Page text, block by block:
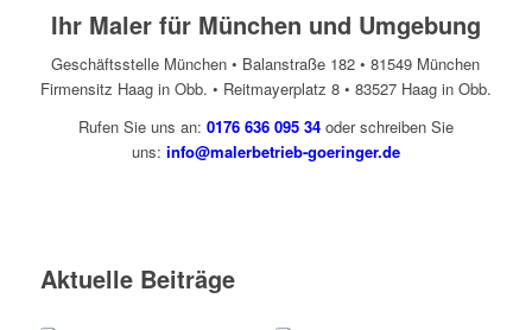
Ihr Maler für München und Umgebung
Geschäftsstelle München • Balanstraße 182 • 81549 München
Firmensitz Haag in Obb. • Reitmayerplatz 8 • 83527 Haag in Obb.
Rufen Sie uns an: 0176 636 095 34oder schreiben Sie
uns: info@malerbetrieb-goeringer.de
Aktuelle Beiträge